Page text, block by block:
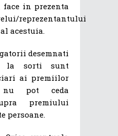
in prezenta
reprezentantului
acestuia.
desemnati
la sorti sunt
ai premiilor
pot ceda
premiului
persoane.